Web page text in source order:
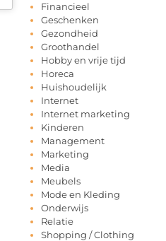
Financieel
Geschenken
Gezondheid
Groothandel
Hobby en vrije tijd
Horeca
Huishoudelijk
Internet
Internet marketing
Kinderen
Management
Marketing
Media
Meubels
Mode en Kleding
Onderwijs
Relatie
Shopping / Clothing